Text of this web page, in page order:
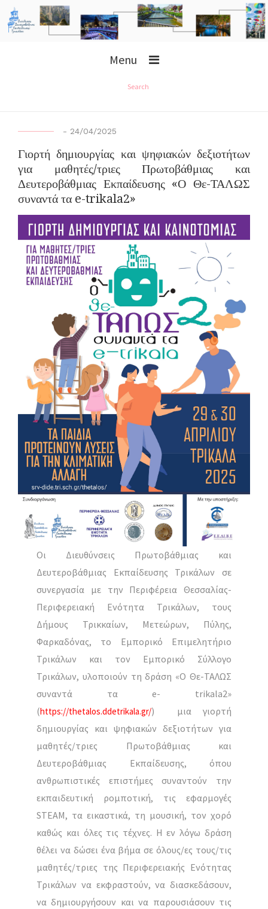
Menu
Search
- 24/04/2025
Γιορτή δημιουργίας και ψηφιακών δεξιοτήτων
για μαθητές/τριες Πρωτοβάθμιας και
Δευτεροβάθμιας Εκπαίδευσης «Ο Θε-ΤΑΛΩΣ
συναντά τα e-trikala2»
Οι Διευθύνσεις Πρωτοβάθμιας και
Δευτεροβάθμιας Εκπαίδευσης Τρικάλων σε
συνεργασία με την Περιφέρεια Θεσσαλίας-
Περιφερειακή Ενότητα Τρικάλων, τους
Δήμους Τρικκαίων, Μετεώρων, Πύλης,
Φαρκαδόνας, το Εμπορικό Επιμελητήριο
Τρικάλων και τον Εμπορικό Σύλλογο
Τρικάλων, υλοποιούν τη δράση «Ο Θε-ΤΑΛΩΣ
συναντά τα e- trikala2»
(https://thetalos.ddetrikala.gr/) μια γιορτή
δημιουργίας και ψηφιακών δεξιοτήτων για
μαθητές/τριες Πρωτοβάθμιας και
Δευτεροβάθμιας Εκπαίδευσης, όπου
ανθρωπιστικές επιστήμες συναντούν την
εκπαιδευτική ρομποτική, τις εφαρμογές
STEAM, τα εικαστικά, τη μουσική, τον χορό
καθώς και όλες τις τέχνες. Η εν λόγω δράση
θέλει να δώσει ένα βήμα σε όλους/ες τους/τις
μαθητές/τριες της Περιφερειακής Ενότητας
Τρικάλων να εκφραστούν, να διασκεδάσουν,
να δημιουργήσουν και να παρουσιάσουν τις